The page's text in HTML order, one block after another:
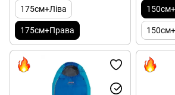
175см+Ліва
175см+Права